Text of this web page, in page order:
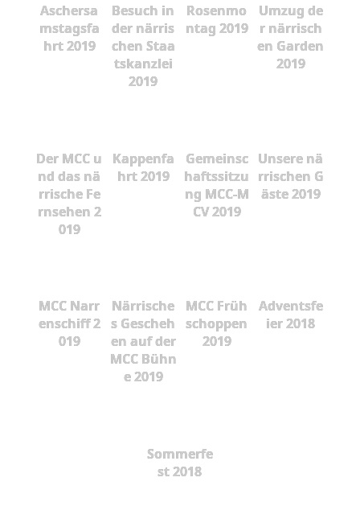
Aschersa
mstagsfa
hrt 2019
Besuch in
der närris
chen Staa
tskanzlei
2019
Rosenmo
ntag 2019
Umzug de
r närrisch
en Garden
2019
Der MCC u
nd das nä
rrische Fe
rnsehen 2
019
Kappenfa
hrt 2019
Gemeinsc
haftssitzu
ng MCC-M
CV 2019
Unsere nä
rrischen G
äste 2019
MCC Narr
enschiff 2
019
Närrische
s Gescheh
en auf der
MCC Bühn
e 2019
MCC Früh
schoppen
2019
Adventsfe
ier 2018
Sommerfe
st 2018